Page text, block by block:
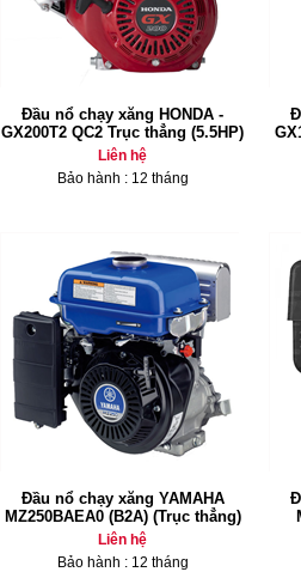
Đầu nổ chạy xăng HONDA -
GX200T2 QC2 Trục thẳng (5.5HP)
Liên hệ
Bảo hành : 12 tháng
Đầu nổ chạy xăng YAMAHA
MZ250BAEA0 (B2A) (Trục thẳng)
Liên hệ
Bảo hành : 12 tháng